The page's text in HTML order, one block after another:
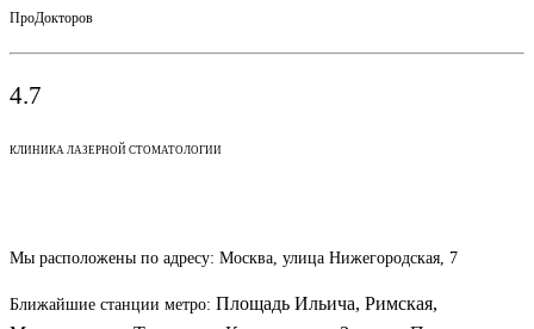
ПроДокторов
4.7
КЛИНИКА ЛАЗЕРНОЙ СТОМАТОЛОГИИ
Мы расположены по адресу: Москва, улица Нижегородская, 7
Ближайшие станции метро: Площадь Ильича, Римская,